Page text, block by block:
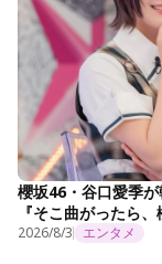
櫻坂46・谷口愛季
『そこ曲がったら
2026/8/3 エンタメ